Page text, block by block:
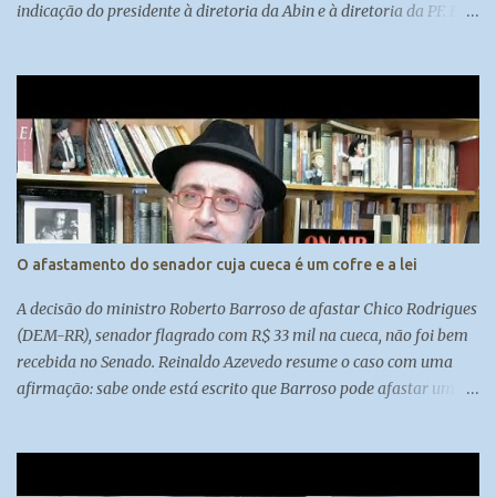
indicação do presidente à diretoria da Abin e à diretoria da PF. E
O afastamento do senador cuja cueca é um cofre e a lei
A decisão do ministro Roberto Barroso de afastar Chico Rodrigues
(DEM-RR), senador flagrado com R$ 33 mil na cueca, não foi bem
recebida no Senado. Reinaldo Azevedo resume o caso com uma
afirmação: sabe onde está escrito que Barroso pode afastar um